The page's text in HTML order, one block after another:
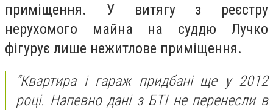
приміщення. У витягу з реєстру
нерухомого майна на суддю Лучко
фігурує лише нежитлове приміщення.
“Квартира і гараж придбані ще у 2012
році. Напевно дані з БТІ не перенесли в